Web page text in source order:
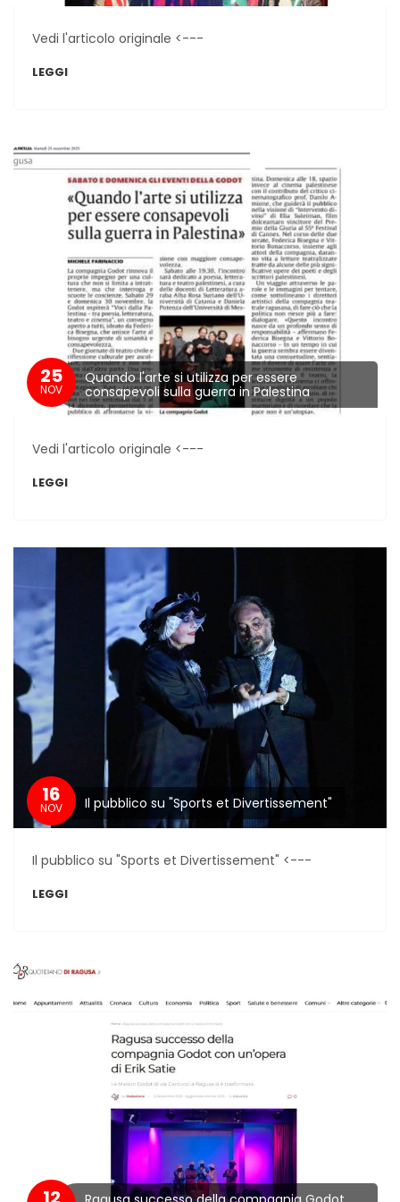
Vedi l'articolo originale <---
LEGGI
25
NOV
Quando l'arte si utilizza per essere
consapevoli sulla guerra in Palestina
Vedi l'articolo originale <---
LEGGI
16
NOV Il pubblico su "Sports et Divertissement"
Il pubblico su "Sports et Divertissement" <---
LEGGI